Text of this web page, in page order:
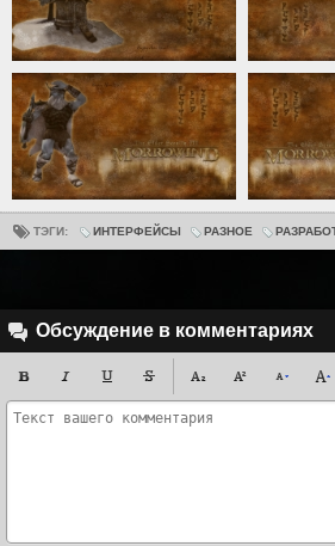
ТЭГИ: ИНТЕРФЕЙСЫ РАЗНОЕ
Обсуждение в комментариях